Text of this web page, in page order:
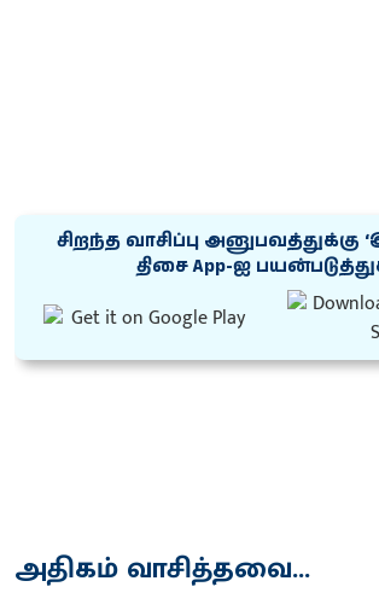
சிறந்த வாசிப்பு அனுபவத்துக்கு
திசை App-ஐ
அதிகம் வாசித்தவை...